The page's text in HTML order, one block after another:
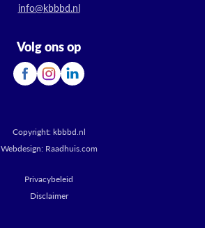
info@kbbbd.nl
Volg ons op
Copyright:kbbbd.nl
Webdesign: Raadhuis.com
Privacybeleid
Disclaimer